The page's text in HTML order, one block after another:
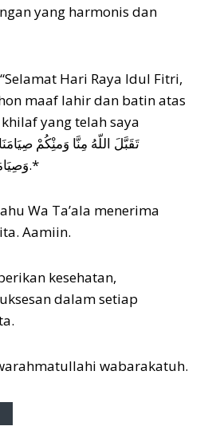
yang harmonis dan
Hari Raya Idul Fitri,
maaf lahir dan batin atas
yang telah saya
وَصِيَامَكُمْ,* *كُلُّ عَامٍ وَأَنْتُمْ بِخَيْرٍ.*
Wa Ta’ala menerima
Aamiin.
kesehatan,
dalam setiap
wabarakatuh.